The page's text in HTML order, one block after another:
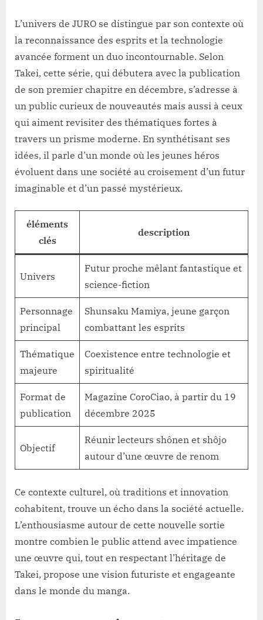
L’univers de JURO se distingue par son contexte où
la reconnaissance des esprits et la technologie
avancée forment un duo incontournable. Selon
Takei, cette série, qui débutera avec la publication
de son premier chapitre en décembre, s’adresse à
un public curieux de nouveautés mais aussi à ceux
qui aiment revisiter des thématiques fortes à
travers un prisme moderne. En synthétisant ses
idées, il parle d’un monde où les jeunes héros
évoluent dans une société au croisement d’un futur
imaginable et d’un passé mystérieux.
éléments
clés
description
Univers
Futur proche mêlant fantastique et
science-fiction
Personnage
principal
Shunsaku Mamiya, jeune garçon
combattant les esprits
Thématique
majeure
Coexistence entre technologie et
spiritualité
Format de
publication
Magazine CoroCiao, à partir du 19
décembre 2025
Objectif
Réunir lecteurs shônen et shôjo
autour d’une œuvre de renom
Ce contexte culturel, où traditions et innovation
cohabitent, trouve un écho dans la société actuelle.
L’enthousiasme autour de cette nouvelle sortie
montre combien le public attend avec impatience
une œuvre qui, tout en respectant l’héritage de
Takei, propose une vision futuriste et engageante
dans le monde du manga.